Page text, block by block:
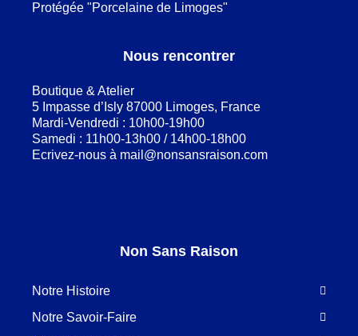
Protégée "Porcelaine de Limoges"
Nous rencontrer
Boutique & Atelier
5 Impasse d’Isly 87000 Limoges, France
Mardi-Vendredi : 10h00-19h00
Samedi : 11h00-13h00 / 14h00-18h00
Ecrivez-nous à mail@nonsansraison.com
Non Sans Raison
Notre Histoire
Notre Savoir-Faire